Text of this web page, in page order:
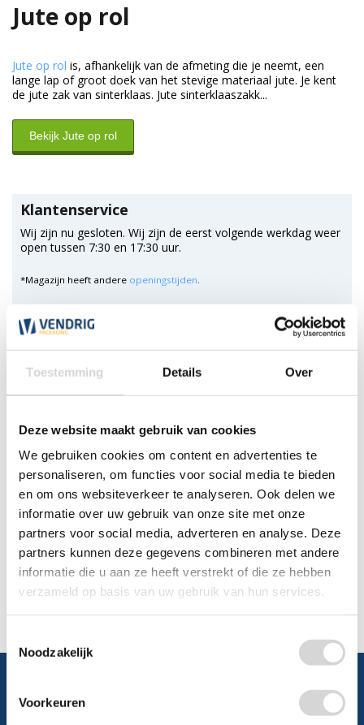
Toestemming Details Over
Deze website maakt gebruik van cookies
We gebruiken cookies om content en advertenties te
personaliseren, om functies voor social media te bieden
en om ons websiteverkeer te analyseren. Ook delen we
informatie over uw gebruik van onze site met onze
partners voor social media, adverteren en analyse. Deze
partners kunnen deze gegevens combineren met andere
informatie die u aan ze heeft verstrekt of die ze hebben
verzameld op basis van uw gebruik van hun services.
Noodzakelijk
Voorkeuren
Jute op rol
Jute op rol is, afhankelijk van de afmeting die je neemt, een
lange lap of groot doek van het stevige materiaal jute. Je kent
de jute zak van sinterklaas. Jute sinterklaaszakk...
Bekijk Jute op rol
Klantenservice
Wij zijn nu gesloten. Wij zijn de eerst volgende werkdag weer
open tussen 7:30 en 17:30 uur.
*Magazijn heeft andere openingstijden.
0348 4791 95
Chat
Mailen
Offerte aanvragen
Vraag een speciale prijs op bij ons, wij
kijken naar de mogelijkheden.